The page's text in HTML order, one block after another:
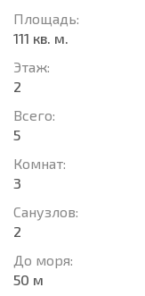
Площадь:
111 кв. м.
Этаж:
2
Всего:
5
Комнат:
3
Санузлов:
2
До моря:
50 м